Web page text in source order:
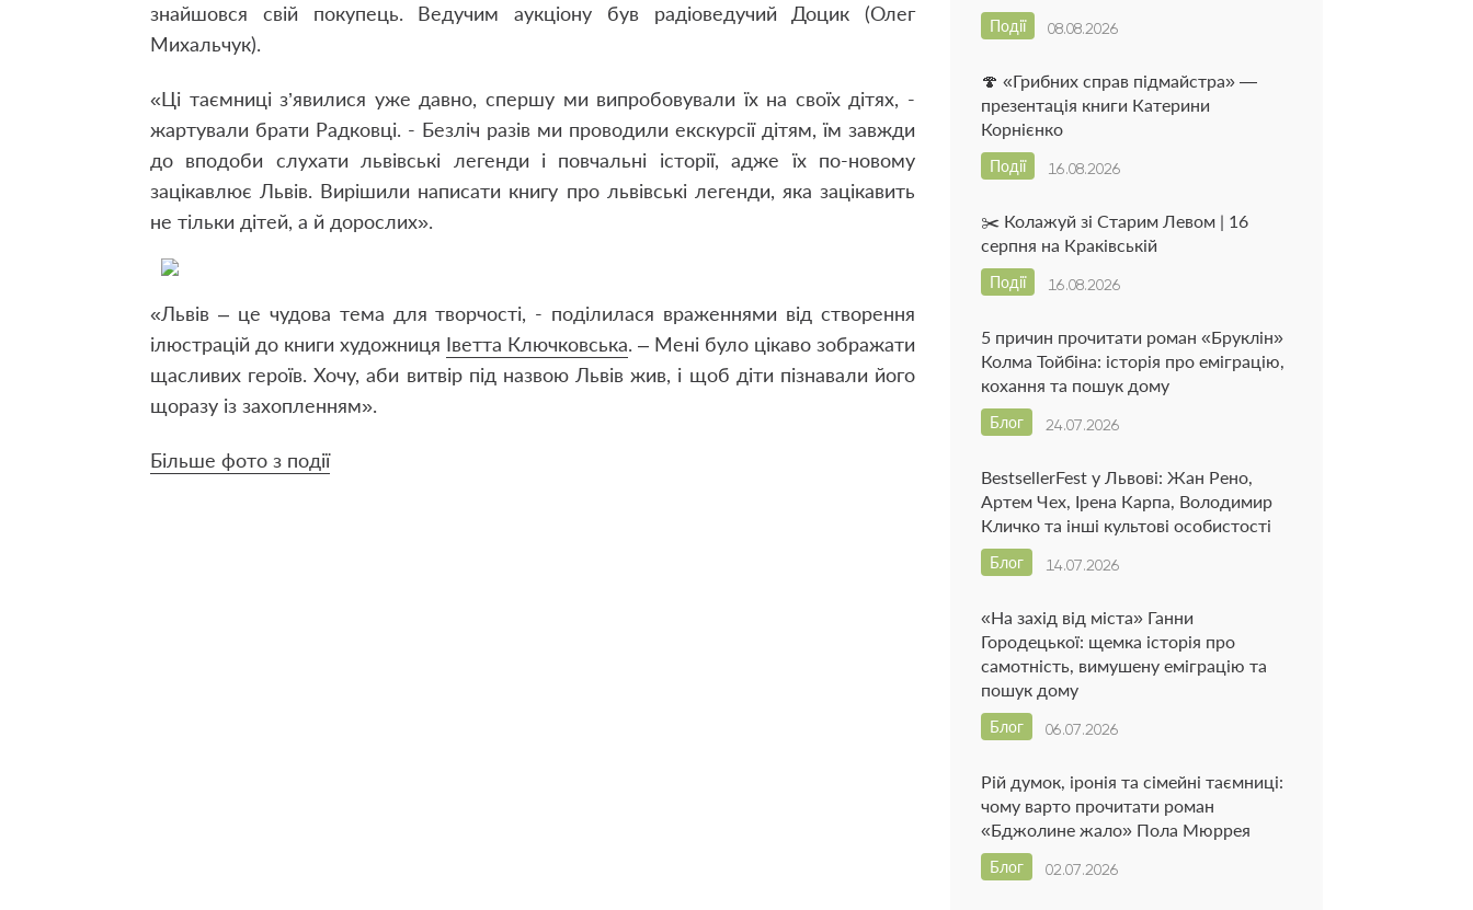
знайшовся свій покупець. Ведучим аукціону був радіоведучий Доцик (Олег
Михальчук).
«Ці таємниці з’явилися уже давно, спершу ми випробовували їх на своїх дітях, -
жартували брати Радковці. - Безліч разів ми проводили екскурсії дітям, їм завжди
до вподоби слухати львівські легенди і повчальні історії, адже їх по-новому
зацікавлює Львів. Вирішили написати книгу про львівські легенди, яка зацікавить
не тільки дітей, а й дорослих».
«Львів – це чудова тема для творчості, - поділилася враженнями від створення
ілюстрацій до книги художниця Іветта Ключковська. – Мені було цікаво зображати
щасливих героїв. Хочу, аби витвір під назвою Львів жив, і щоб діти пізнавали його
щоразу із захопленням».
Більше фото з події
08.08.2026
Події
🍄 «Грибних справ підмайстра» —
презентація книги Катерини
Корнієнко
16.08.2026
Події
✂️ Колажуй зі Старим Левом | 16
серпня на Краківській
16.08.2026
Події
5 причин прочитати роман «Бруклін»
Колма Тойбіна: історія про еміграцію,
кохання та пошук дому
24.07.2026
Блог
BestsellerFest у Львові: Жан Рено,
Артем Чех, Ірена Карпа, Володимир
Кличко та інші культові особистості
14.07.2026
Блог
«На захід від міста» Ганни
Городецької: щемка історія про
самотність, вимушену еміграцію та
пошук дому
06.07.2026
Блог
Рій думок, іронія та сімейні таємниці:
чому варто прочитати роман
«Бджолине жало» Пола Мюррея
02.07.2026
Блог